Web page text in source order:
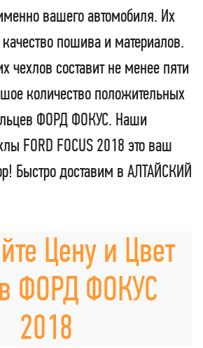
вашего автомобиля. Их
пошива и материалов.
чехлов составит не менее пяти
количество положительных
ФОРД ФОКУС. Наши
FORD FOCUS 2018 это ваш
Быстро доставим в АЛТАЙСКИЙ
Цену и Цвет
ФОРД ФОКУС
2018